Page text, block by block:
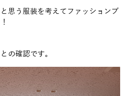
思う服装を考えてファッションブ
の確認です。